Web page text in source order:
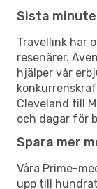
Sista
Travellink har
resenärer.
hjälper vår
Cleveland till
och dagar för
Spara mer
Våra Prime-
upp till